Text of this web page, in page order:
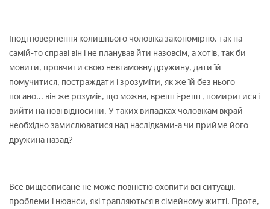
Іноді повернення колишнього чоловіка закономірно, так на
самій-то справі він і не планував йти назовсім, а хотів, так би
мовити, провчити свою невгамовну дружину, дати їй
помучитися, постраждати і зрозуміти, як же їй без нього
погано... він же розуміє, що можна, врешті-решт, помиритися і
вийти на нові відносини. У таких випадках чоловікам вкрай
необхідно замислюватися над наслідками-а чи прийме його
дружина назад?
Все вищеописане не може повністю охопити всі ситуації,
проблеми і нюанси, які трапляються в сімейному житті. Проте,